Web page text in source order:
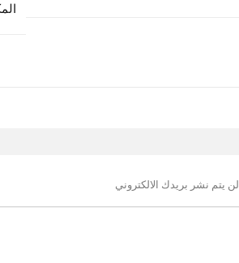
لن يتم نشر بريدك الالكتروني